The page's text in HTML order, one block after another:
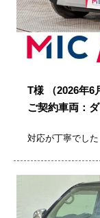
T様
（2026年6
ご契約車両：
対応が丁寧でした